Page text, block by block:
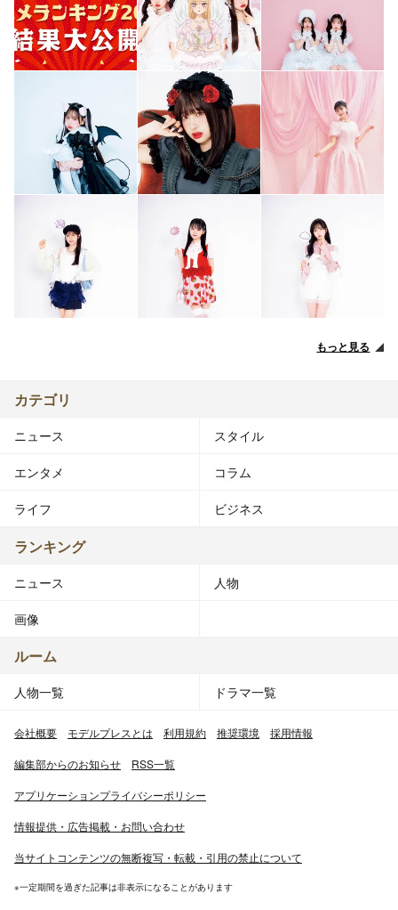
もっと見る
カテゴリ
ニュース スタイル
エンタメ コラム
ライフ ビジネス
ランキング
ニュース 人物
画像
ルーム
人物一覧 ドラマ一覧
会社概要 モデルプレスとは 利用規約 推奨環境 採用情報
編集部からのお知らせ RSS一覧
アプリケーションプライバシーポリシー
情報提供・広告掲載・お問い合わせ
当サイトコンテンツの無断複写・転載・引用の禁止について
※一定期間を過ぎた記事は非表示になることがあります